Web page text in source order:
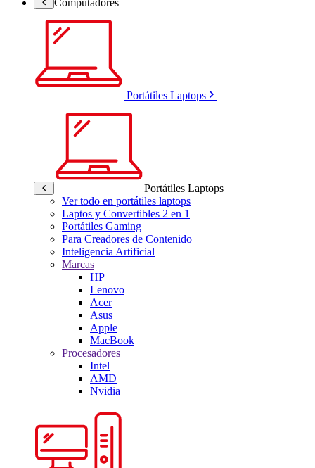
Portátiles Laptops
Portátiles Laptops
Ver todo en portátiles laptops
Laptos y Convertibles 2 en 1
Portátiles Gaming
Para Creadores de Contenido
Inteligencia Artificial
Marcas
HP
Lenovo
Acer
Asus
Apple
MacBook
Procesadores
Intel
AMD
Nvidia